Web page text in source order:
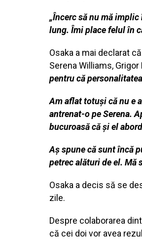
„Încerc să nu mă
lung. Îmi place felul în
Osaka a mai declarat
Serena Williams,
pentru că
Am aflat totuși că nu e
antrenat-o pe Serena.
bucuroasă că și el
Aș spune că sunt încă
petrec alături de el. Mă
Osaka a decis să se
zile.
Despre colaborarea
că cei doi vor avea